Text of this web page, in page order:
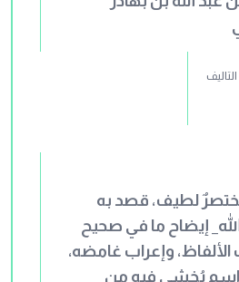
لطيف، قصد به
إيضاح ما في صحيح
وإعراب غامضه،
يُخشى فيه من